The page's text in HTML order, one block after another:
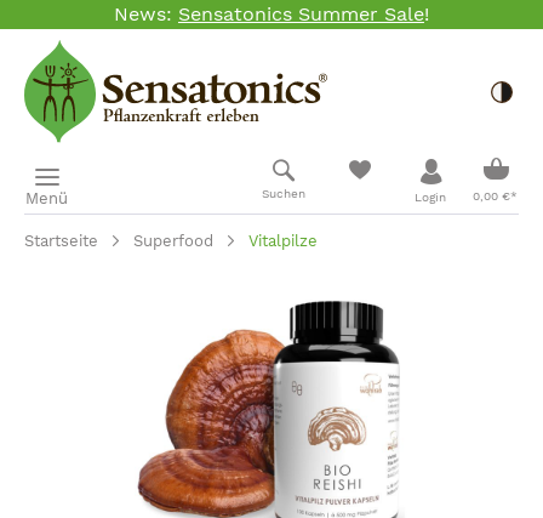
Zum Hauptinhalt springen
News: Sensatonics Summer Sale!
Menü Suchen Login 0,00 €*
Startseite Superfood Vitalpilze